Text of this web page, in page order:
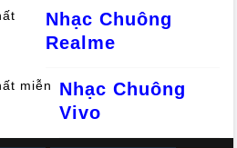
Nhạc Chuông
Realme
Nhạc Chuông
Vivo